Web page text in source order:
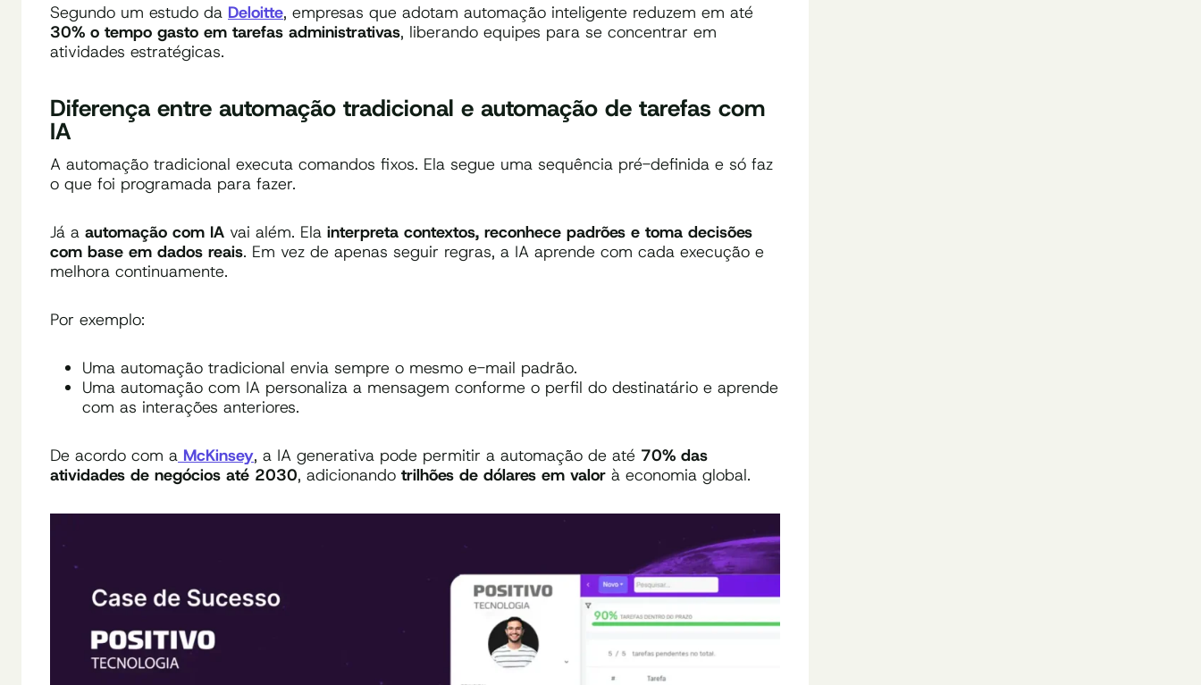
Segundo um estudo da Deloitte, empresas que adotam automação inteligente reduzem em até
30% o tempo gasto em tarefas administrativas, liberando equipes para se concentrar em
atividades estratégicas.
Diferença entre automação tradicional e automação de tarefas com
IA
A automação tradicional executa comandos fixos. Ela segue uma sequência pré-definida e só faz
o que foi programada para fazer.
Já a automação com IA vai além. Ela interpreta contextos, reconhece padrões e toma decisões
com base em dados reais. Em vez de apenas seguir regras, a IA aprende com cada execução e
melhora continuamente.
Por exemplo:
Uma automação tradicional envia sempre o mesmo e-mail padrão.
Uma automação com IA personaliza a mensagem conforme o perfil do destinatário e aprende
com as interações anteriores.
De acordo com a McKinsey, a IA generativa pode permitir a automação de até 70% das
atividades de negócios até 2030, adicionando trilhões de dólares em valor à economia global.